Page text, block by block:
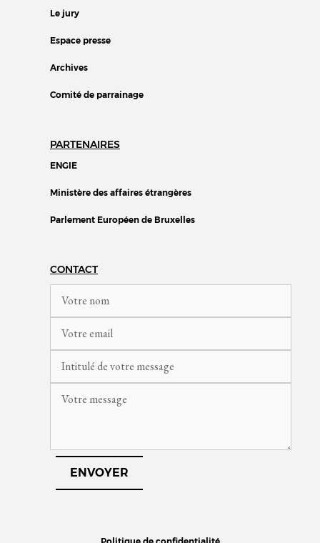
Le jury
Espace presse
Archives
Comité de parrainage
PARTENAIRES
ENGIE
Ministère des affaires étrangères
Parlement Européen de Bruxelles
CONTACT